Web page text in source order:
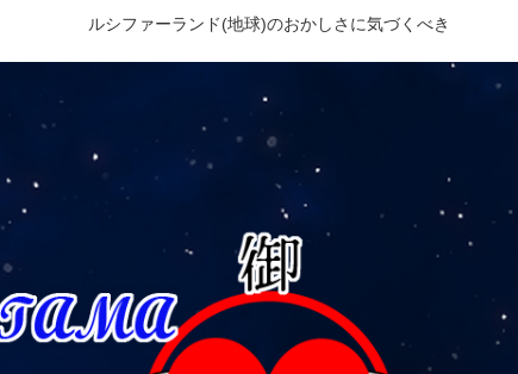
ルシファーランド(地球)のおかしさに気づくべき